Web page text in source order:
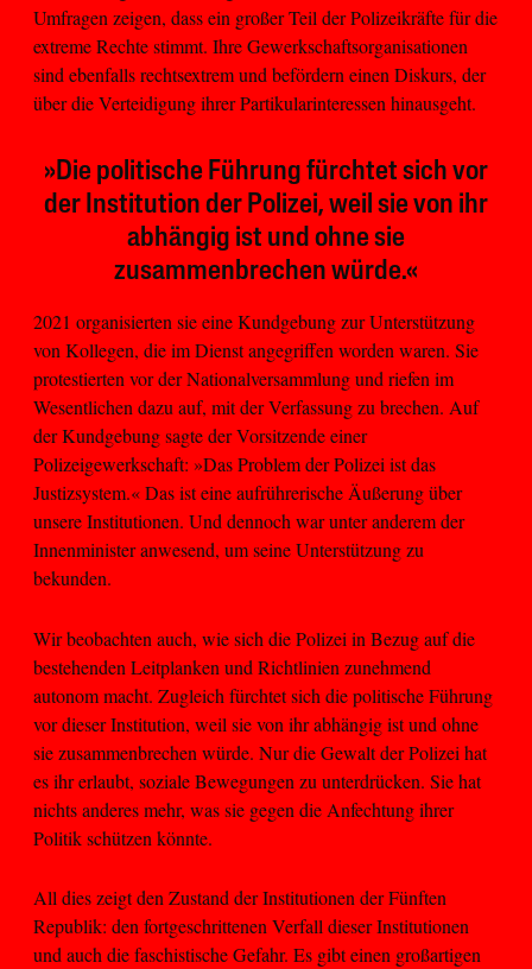
Umfragen zeigen, dass ein großer Teil der Polizeikräfte für die
extreme Rechte stimmt. Ihre Gewerkschaftsorganisationen
sind ebenfalls rechtsextrem und befördern einen Diskurs, der
über die Verteidigung ihrer Partikularinteressen hinausgeht.
»Die politische Führung fürchtet sich vor
der Institution der Polizei, weil sie von ihr
abhängig ist und ohne sie
zusammenbrechen würde.«
2021 organisierten sie eine Kundgebung zur Unterstützung
von Kollegen, die im Dienst angegriffen worden waren. Sie
protestierten vor der Nationalversammlung und riefen im
Wesentlichen dazu auf, mit der Verfassung zu brechen. Auf
der Kundgebung sagte der Vorsitzende einer
Polizeigewerkschaft: »Das Problem der Polizei ist das
Justizsystem.« Das ist eine aufrührerische Äußerung über
unsere Institutionen. Und dennoch war unter anderem der
Innenminister anwesend, um seine Unterstützung zu
bekunden.
Wir beobachten auch, wie sich die Polizei in Bezug auf die
bestehenden Leitplanken und Richtlinien zunehmend
autonom macht. Zugleich fürchtet sich die politische Führung
vor dieser Institution, weil sie von ihr abhängig ist und ohne
sie zusammenbrechen würde. Nur die Gewalt der Polizei hat
es ihr erlaubt, soziale Bewegungen zu unterdrücken. Sie hat
nichts anderes mehr, was sie gegen die Anfechtung ihrer
Politik schützen könnte.
All dies zeigt den Zustand der Institutionen der Fünften
Republik: den fortgeschrittenen Verfall dieser Institutionen
und auch die faschistische Gefahr. Es gibt einen großartigen